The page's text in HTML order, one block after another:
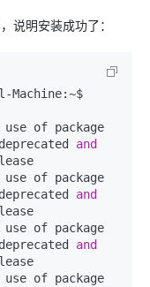
说明安装成功了：
Machine:~$
use of package
and
use of package
and
use of package
and
use of package